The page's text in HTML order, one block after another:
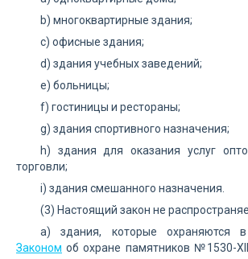
b) многоквартирные здания;
c) офисные здания;
d) здания учебных заведений;
e) больницы;
f) гостиницы и рестораны;
g) здания спортивного назначения;
h) здания для оказания услуг
торговли;
i) здания смешанного назначения.
(3) Настоящий закон не
a) здания, которые охраняются в
Законом об охране памятников №1530-